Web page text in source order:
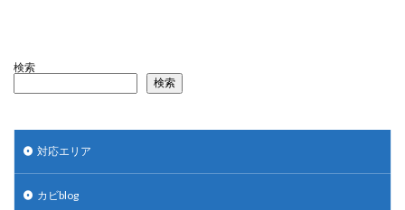
検索
検索
対応エリア
カビblog